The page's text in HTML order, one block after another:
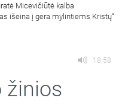
Micevičiūtė kalba
išeina į gera mylintiems Kristų“
18:58
žinios